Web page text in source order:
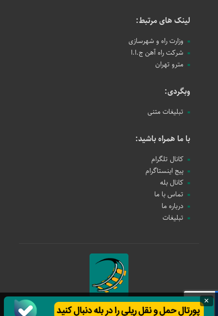
لینک های مرتبط:
وزارت راه و شهرسازی
شرکت راه آهن ج.ا.ا
مترو تهران
وبگردی:
تبلیغات متنی
با ما همراه باشید:
کانال تلگرام
پیج اینستاگرام
کانال بله
تماس با ما
درباره ما
تبلیغات
حمل و نقل ریلی
×